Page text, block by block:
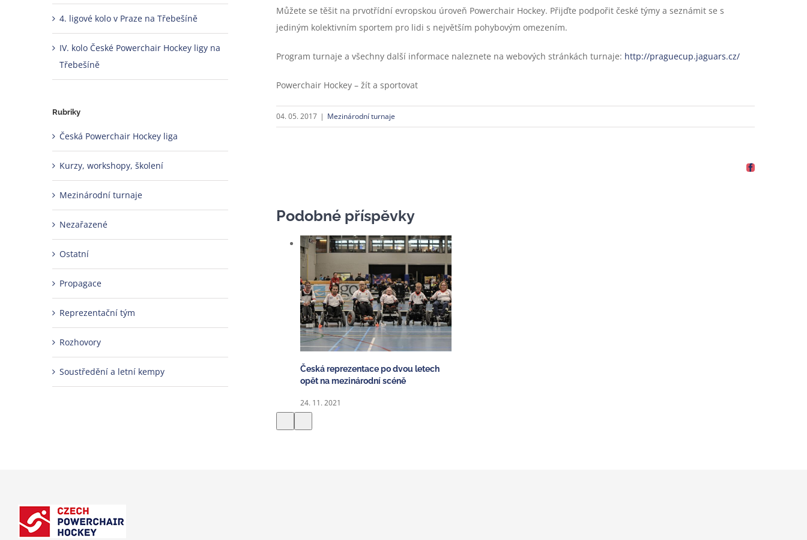
Můžete se těšit na prvotřídní evropskou úroveň Powerchair Hockey. Přijďte podpořit české týmy a seznámit se s
jediným kolektivním sportem pro lidi s největším pohybovým omezením.
Program turnaje a všechny další informace naleznete na webových stránkách turnaje: http://praguecup.jaguars.cz/
Powerchair Hockey – žít a sportovat
04. 05. 2017 | Mezinárodní turnaje
Facebook
Podobné příspěvky
Česká reprezentace po dvou letech
opět na mezinárodní scéně
24. 11. 2021
4. ligové kolo v Praze na Třebešíně
IV. kolo České Powerchair Hockey ligy na
Třebešíně
Rubriky
Česká Powerchair Hockey liga
Kurzy, workshopy, školení
Mezinárodní turnaje
Nezařazené
Ostatní
Propagace
Reprezentační tým
Rozhovory
Soustředění a letní kempy